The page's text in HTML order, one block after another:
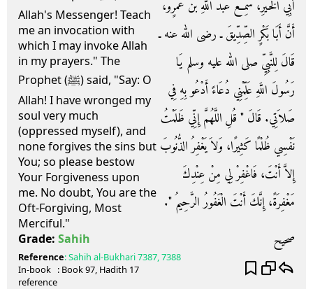
Allah's Messenger! Teach
me an invocation with
which I may invoke Allah
in my prayers." The
Prophet (ﷺ) said, "Say: O
Allah! I have wronged my
soul very much
(oppressed myself), and
none forgives the sins but
You; so please bestow
Your Forgiveness upon
me. No doubt, You are the
Oft-Forgiving, Most
Merciful."
أَبِي الْخَيْرِ، سَمِعَ عَبْدَ اللَّهِ بْنَ عَمْرٍو،
أَنَّ أَبَا بَكْرٍ الصِّدِّيقَ ـ رضى الله عنه ـ
قَالَ لِلنَّبِيِّ صلى الله عليه وسلم يَا
رَسُولَ اللَّهِ عَلِّمْنِي دُعَاءً أَدْعُو بِهِ فِي
صَلاَتِي‏.‏ قَالَ ‏"‏ قُلِ اللَّهُمَّ إِنِّي ظَلَمْتُ
نَفْسِي ظُلْمًا كَثِيرًا، وَلاَ يَغْفِرُ الذُّنُوبَ
إِلاَّ أَنْتَ، فَاغْفِرْ لِي مِنْ عِنْدِكَ
مَغْفِرَةً، إِنَّكَ أَنْتَ الْغَفُورُ الرَّحِيمُ ‏"‏‏.‏
Grade: Sahih صحيح
Reference:Sahih al-Bukhari7387, 7388
In-book
reference
: Book97, Hadith 17